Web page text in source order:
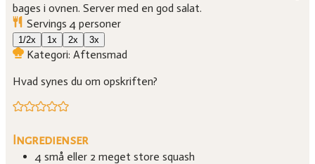
bages i ovnen. Server med en god salat.
Servings4 personer
1/2x 1x 2x 3x
Kategori: Aftensmad
Hvad synes du om opskriften?
Ingredienser
4 små eller 2 meget store squash